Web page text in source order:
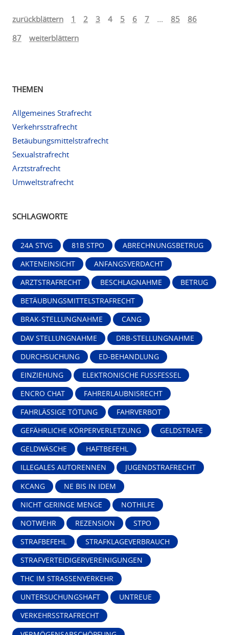
zurückblättern 1 2 3 4 5 6 7 … 85
86
87
weiterblättern
THEMEN
Allgemeines Strafrecht
Verkehrsstrafrecht
Betäubungsmittelstrafrecht
Sexualstrafrecht
Arztstrafrecht
Umweltstrafrecht
SCHLAGWORTE
24A STVG 81B STPO ABRECHNUNGSBETRUG
AKTENEINSICHT ANFANGSVERDACHT
ARZTSTRAFRECHT BESCHLAGNAHME BETRUG
BETÄUBUNGSMITTELSTRAFRECHT
BRAK-STELLUNGNAHME CANG
DAV STELLUNGNAHME DRB-STELLUNGNAHME
DURCHSUCHUNG ED-BEHANDLUNG
EINZIEHUNG ELEKTRONISCHE FUSSFESSEL
ENCRO CHAT FAHRERLAUBNISRECHT
FAHRLÄSSIGE TÖTUNG FAHRVERBOT
GEFÄHRLICHE KÖRPERVERLETZUNG GELDSTRAFE
GELDWÄSCHE HAFTBEFEHL
ILLEGALES AUTORENNEN JUGENDSTRAFRECHT
KCANG NE BIS IN IDEM
NICHT GERINGE MENGE NOTHILFE
NOTWEHR REZENSION STPO
STRAFBEFEHL STRAFKLAGEVERBRAUCH
STRAFVERTEIDIGERVEREINIGUNGEN
THC IM STRASSENVERKEHR
UNTERSUCHUNGSHAFT UNTREUE
VERKEHRSSTRAFRECHT